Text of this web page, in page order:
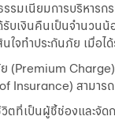
รรมเนียมการบริหา
บเงินคืนเป็นจำนวน
นใจทำประกันภัย เมื่
ย (Premium
Insurance) สามา
ตที่เป็นผู้ชี้ช่องและจั